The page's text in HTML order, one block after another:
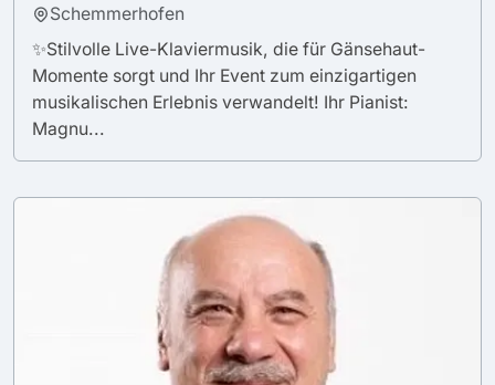
Schemmerhofen
✨Stilvolle Live-Klaviermusik, die für Gänsehaut-
Momente sorgt und Ihr Event zum einzigartigen
musikalischen Erlebnis verwandelt! Ihr Pianist:
Magnu...